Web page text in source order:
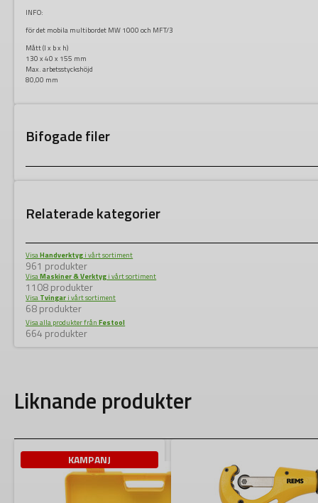
INFO:
för det mobila multibordet MW 1000 och MFT/3
Mått (l x b x h)
130 x 40 x 155 mm
Max. arbetsstyckshöjd
80,00 mm
Bifogade filer
Relaterade kategorier
VisaHandverktyg i vårt sortiment
961 produkter
VisaMaskiner & Verktyg i vårt sortiment
1108 produkter
Visa Tvingar i vårt sortiment
68 produkter
Visa alla produkter frånFestool
664 produkter
Liknande produkter
KAMPANJ